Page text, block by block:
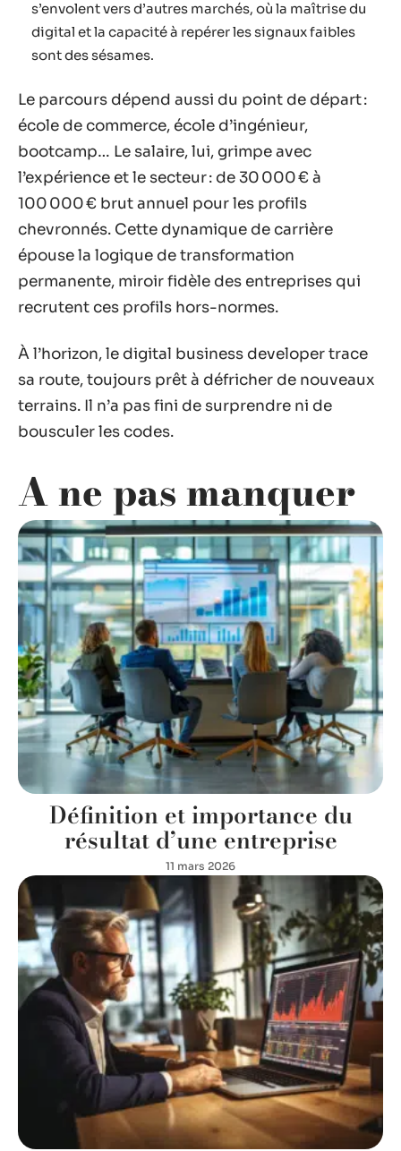
s’envolent vers d’autres marchés, où la maîtrise du
digital et la capacité à repérer les signaux faibles
sont des sésames.
Le parcours dépend aussi du point de départ :
école de commerce, école d’ingénieur,
bootcamp… Le salaire, lui, grimpe avec
l’expérience et le secteur : de 30 000 € à
100 000 € brut annuel pour les profils
chevronnés. Cette dynamique de carrière
épouse la logique de transformation
permanente, miroir fidèle des entreprises qui
recrutent ces profils hors-normes.
À l’horizon, le digital business developer trace
sa route, toujours prêt à défricher de nouveaux
terrains. Il n’a pas fini de surprendre ni de
bousculer les codes.
A ne pas manquer
Définition et importance du
résultat d’une entreprise
11 mars 2026